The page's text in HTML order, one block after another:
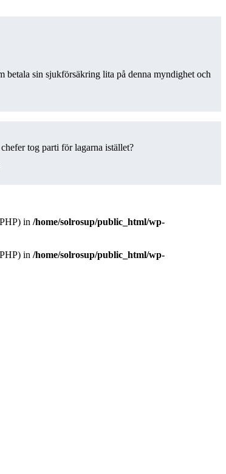
betala sin sjukförsäkring lita på denna myndighet och
tog parti för lagarna istället?
in /home/solrosup/public_html/wp-
in /home/solrosup/public_html/wp-